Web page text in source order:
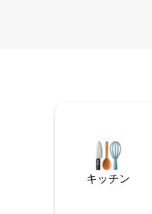
キッチン